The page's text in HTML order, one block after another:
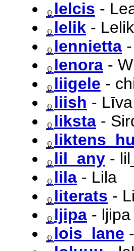
lelcis -
lelik - Lelik
lennietta
lenora -
liigele -
liish - Līva
liksta -
lil_any -
lila - Lila
literats -
ljipa - ljipa
lois_lane